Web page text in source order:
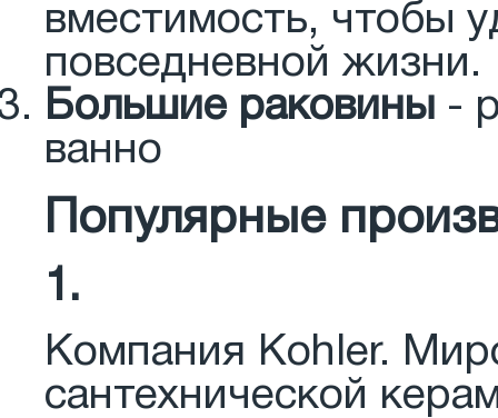
вместимость, чтобы
повседневной жизни.
Большие раковины -
ванно
Популярные
1.
Компания Kohler.
сантехнической